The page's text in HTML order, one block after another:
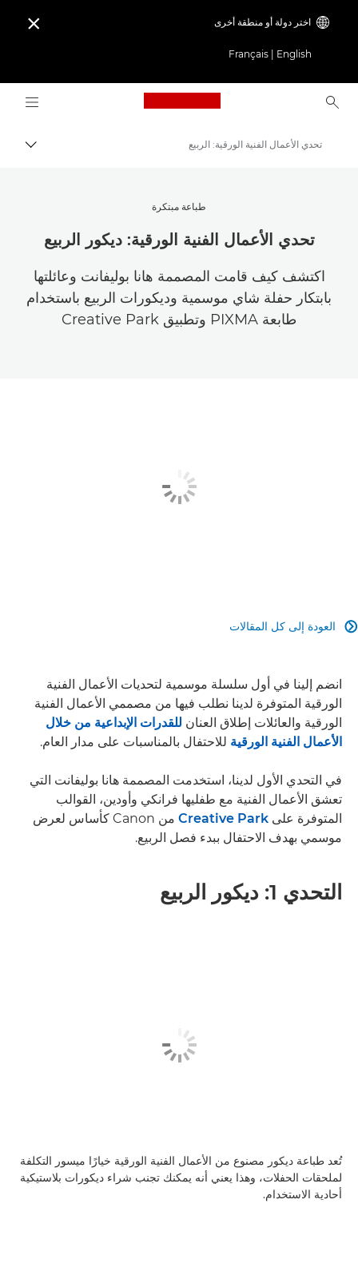
اختر دولة أو منطقة أخرى
English
Français

back to home page
مسار
استلهم أروع الأفكار | نصائح حول التصوير الفوتوغرافي والطباعة وأدلة المشترين
تحدي الأعمال الفنية الورقية: الربيع
طباعة مبتكرة
تحدي الأعمال الفنية الورقية: ديكور الربيع
اكتشف كيف قامت المصممة هانا بوليفانت وعائلتها
بابتكار حفلة شاي موسمية وديكورات الربيع باستخدام
طابعة PIXMA وتطبيق Creative Park
العودة إلى كل المقالات 
انضم إلينا في أول سلسلة موسمية لتحديات الأعمال الفنية
الورقية المتوفرة لدينا نطلب فيها من مصممي الأعمال الفنية
الورقية والعائلات إطلاق العنان للقدرات الإبداعية من خلال
الأعمال الفنية الورقية للاحتفال بالمناسبات على مدار العام.
في التحدي الأول لدينا، استخدمت المصممة هانا بوليفانت التي
تعشق الأعمال الفنية مع طفليها فرانكي وأودين، القوالب
المتوفرة على Creative Park
من Canon كأساس لعرض
موسمي بهدف الاحتفال ببدء فصل الربيع.
التحدي 1: ديكور الربيع
تُعد طباعة ديكور مصنوع من الأعمال الفنية الورقية خيارًا ميسور التكلفة
لملحقات الحفلات، وهذا يعني أنه يمكنك تجنب شراء ديكورات بلاستيكية
أحادية الاستخدام.